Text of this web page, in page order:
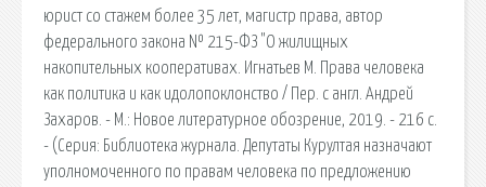
юрист со стажем более 35 лет, магистр права, автор
федерального закона № 215-ФЗ "О жилищных
накопительных кооперативах. Игнатьев М. Права человека
как политика и как идолопоклонство / Пер. с англ. Андрей
Захаров. - М.: Новое литературное обозрение, 2019. - 216 с.
- (Серия: Библиотека журнала. Депутаты Курултая назначают
уполномоченного по правам человека по предложению